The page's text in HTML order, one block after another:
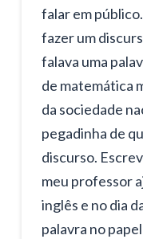
falar em
fazer um
falava uma
de matemática
da sociedade
pegadinha de
discurso.
meu professor
inglês e no dia
palavra no